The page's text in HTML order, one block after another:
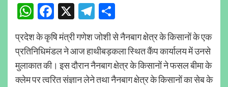
WhatsApp
Facebook
X Telegram
प्रदेश के कृषि मंत्री गणेश जोशी से नैनबाग क्षेत्र के किसानों के एक
प्रतिनिधिमंडल ने आज हाथीबड़कला स्थित कैंप कार्यालय में उनसे
मुलाकात की। इस दौरान नैनबाग क्षेत्र के किसानों ने फसल बीमा के
क्लेम पर त्वरित संज्ञान लेने तथा नैनबाग क्षेत्र के किसानों का सेब के